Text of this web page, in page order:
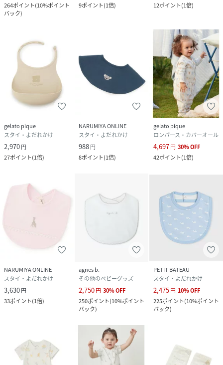
264ポイント(10%ポイント
バック)
9ポイント(1倍)
12ポイント(1倍)
gelato pique
スタイ・よだれかけ
2,970円
27ポイント(1倍)
NARUMIYA ONLINE
スタイ・よだれかけ
988円
8ポイント(1倍)
gelato pique
ロンパース・カバーオール
4,697円 30%OFF
42ポイント(1倍)
NARUMIYA ONLINE
スタイ・よだれかけ
3,630円
33ポイント(1倍)
agnes b.
その他のベビーグッズ
2,750円 30%OFF
250ポイント(10%ポイント
バック)
PETIT BATEAU
スタイ・よだれかけ
2,475円 10%OFF
225ポイント(10%ポイント
バック)